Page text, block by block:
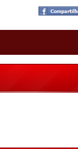
12:35